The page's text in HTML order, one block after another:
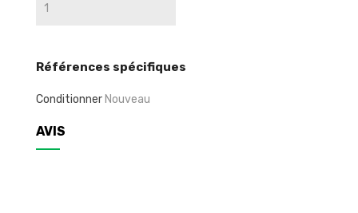
1
Références spécifiques
Conditionner Nouveau
AVIS